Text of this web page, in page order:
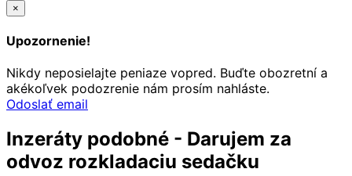
×
Upozornenie!
Nikdy neposielajte peniaze vopred. Buďte obozretní a
akékoľvek podozrenie nám prosím nahláste.
Odoslať email
Inzeráty podobné - Darujem za
odvoz rozkladaciu sedačku